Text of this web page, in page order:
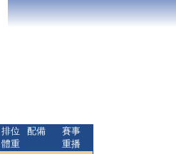
排位
體重
配備
賽事
重播